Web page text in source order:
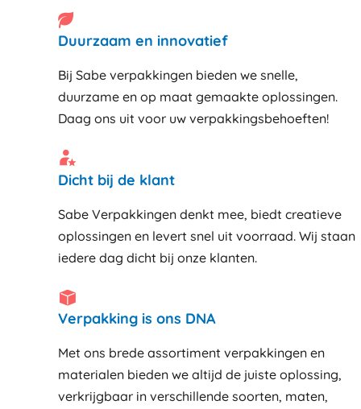
Duurzaam en innovatief
Bij Sabe verpakkingen bieden we snelle,
duurzame en op maat gemaakte oplossingen.
Daag ons uit voor uw verpakkingsbehoeften!
Dicht bij de klant
Sabe Verpakkingen denkt mee, biedt creatieve
oplossingen en levert snel uit voorraad. Wij staan
iedere dag dicht bij onze klanten
Verpakking is ons DNA
Met ons brede assortiment verpakkingen en
materialen bieden we altijd de juiste oplossing,
verkrijgbaar in verschillende soorten, maten,